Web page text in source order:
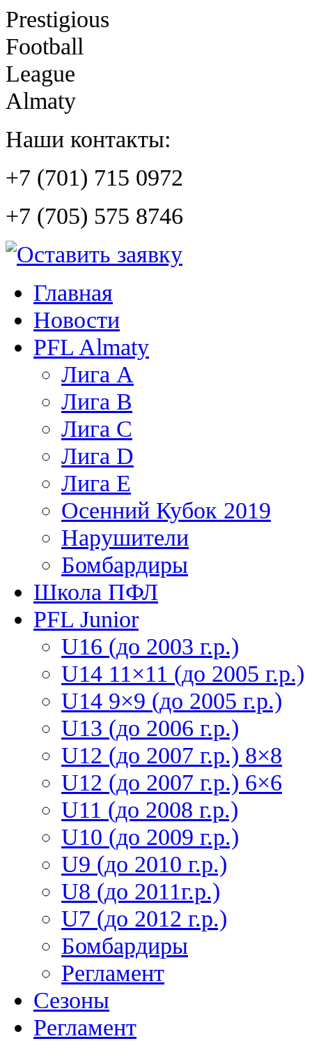
Prestigious
Football
League
Almaty
Наши контакты:
+7 (701) 715 0972
+7 (705) 575 8746
Главная
Новости
PFL Almaty
Лига A
Лига В
Лига С
Лига D
Лига Е
Осенний Кубок 2019
Нарушители
Бомбардиры
Школа ПФЛ
PFL Junior
U16 (до 2003 г.р.)
U14 11×11 (до 2005 г.р.)
U14 9×9 (до 2005 г.р.)
U13 (до 2006 г.р.)
U12 (до 2007 г.р.) 8×8
U12 (до 2007 г.р.) 6×6
U11 (до 2008 г.р.)
U10 (до 2009 г.р.)
U9 (до 2010 г.р.)
U8 (до 2011г.р.)
U7 (до 2012 г.р.)
Бомбардиры
Регламент
Сезоны
Регламент